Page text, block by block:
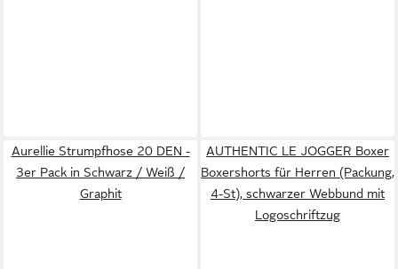
Aurellie Strumpfhose 20 DEN -
3er Pack in Schwarz / Weiß /
Graphit
AUTHENTIC LE JOGGER Boxer
Boxershorts für Herren (Packung,
4-St), schwarzer Webbund mit
Logoschriftzug